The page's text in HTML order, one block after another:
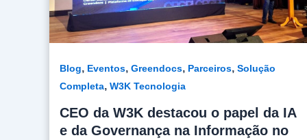
Blog, Eventos, Greendocs, Parceiros, Solução
Completa, W3K Tecnologia
CEO da W3K destacou o papel da IA
e da Governança na Informação no